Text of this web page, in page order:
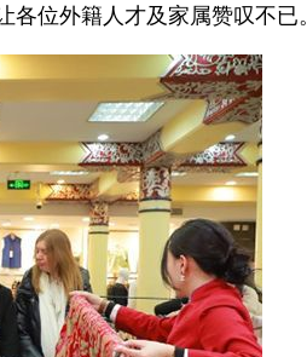
位外籍人才及家属赞叹不已。